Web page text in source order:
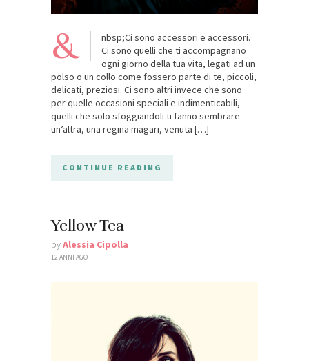
&
nbsp;Ci sono accessori e accessori.
Ci sono quelli che ti accompagnano
ogni giorno della tua vita, legati ad un
polso o un collo come fossero parte di te, piccoli,
delicati, preziosi. Ci sono altri invece che sono
per quelle occasioni speciali e indimenticabili,
quelli che solo sfoggiandoli ti fanno sembrare
un’altra, una regina magari, venuta […]
CONTINUE READING
Yellow Tea
byAlessia Cipolla
12 ANNI AGO